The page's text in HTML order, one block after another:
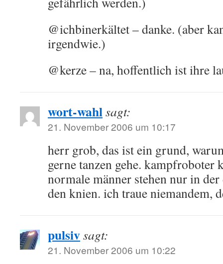
@ichbinerkältet – danke. (aber
irgendwie.)
@kerze – na, hoffentlich ist ihre
wort-wahlsagt:
21. November 2006 um 10:17
herr grob, das ist ein grund,
gerne tanzen gehe. kampfroboter
normale männer stehen nur in
den knien. ich traue niemandem,
pulsivsagt:
21. November 2006 um 10:22